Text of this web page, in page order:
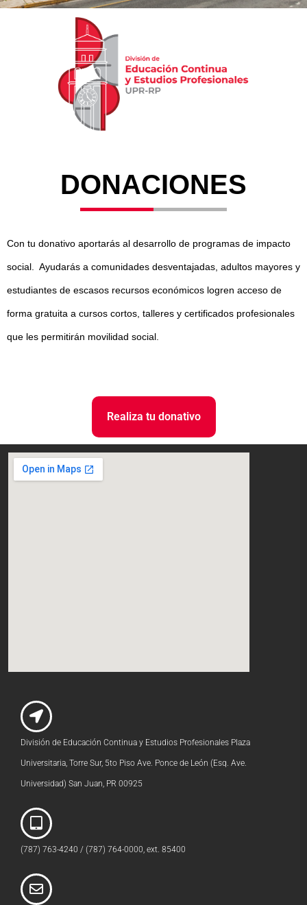
DONACIONES
Con tu donativo aportarás al desarrollo de programas de impacto
social. Ayudarás a comunidades desventajadas, adultos mayores y
estudiantes de escasos recursos económicos logren acceso de
forma gratuita a cursos cortos, talleres y certificados profesionales
que les permitirán movilidad social.
Realiza tu donativo
División de Educación Continua y Estudios Profesionales Plaza
Universitaria, Torre Sur, 5to Piso Ave. Ponce de León (Esq. Ave.
Universidad) San Juan, PR 00925
(787) 763-4240 / (787) 764-0000, ext. 85400